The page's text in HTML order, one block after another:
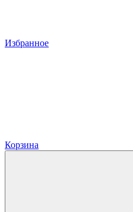
Избранное
Корзина